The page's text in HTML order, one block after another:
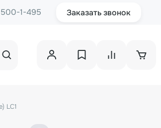
1-495 Заказать звонок
LC1